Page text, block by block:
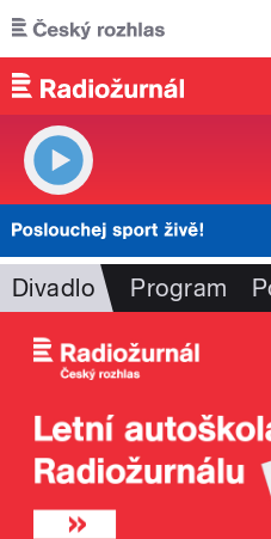
Přejít k hlavnímu obsahu
Divadlo Program